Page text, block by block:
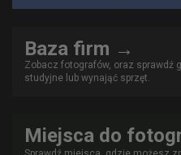
Baza firm →
Zobacz fotografów, oraz sprawdź
studyjne lub wynająć sprzęt.
Miejsca do